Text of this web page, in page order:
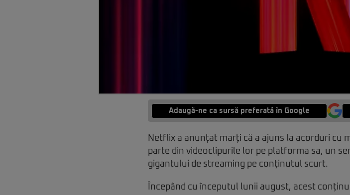
Adaugă-ne ca sursă preferată în Google
Netflix a anunțat marți că a ajuns la acorduri cu
parte din videoclipurile lor pe platforma sa, un
gigantului de streaming pe conținutul scurt.
Începând cu începutul lunii august, acest